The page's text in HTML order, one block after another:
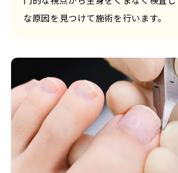
な原因を見つけて施術を行います。